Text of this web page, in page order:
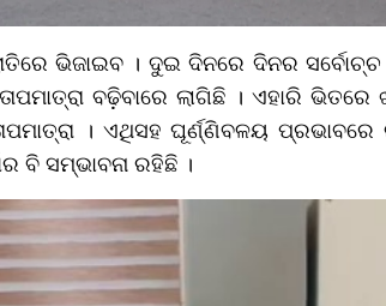
ଭିଜାଇବ । ଦୁଇ ଦିନରେ ଦିନର ସର୍ବୋଚ୍ଚ
ବଢ଼ିବାରେ ଲାଗିଛି । ଏହାରି
। ଏଥିସହ ଘୂର୍ଣ୍ଣିବଳୟ
ବି ସମ୍ଭାବନା ରହିଛି ।